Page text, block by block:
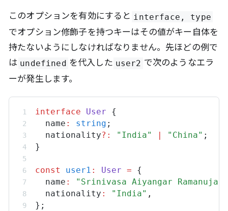
このオプションを有効にすると interface, type
でオプション修飾子を持つキーはその値がキー自体を
持たないようにしなければなりません。先ほどの例で
は undefined を代入した user2 で次のようなエラ
ーが発生します。
interface User {
name : string ;
nationality?: "India" "China" ;
}
const user1 : User = {
name :
"Srinivasa Aiyangar Ramanujan"
nationality : "India" ,
};